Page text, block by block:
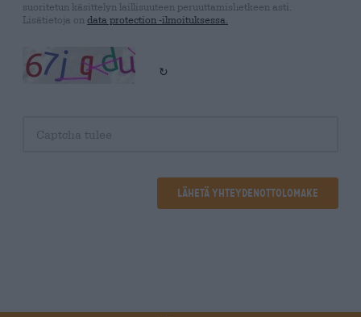
suoritetun käsittelyn laillisuuteen peruuttamishetkeen asti.
Lisätietoja on data protection -ilmoituksessa.
↻
Lähetä yhteydenottolomake